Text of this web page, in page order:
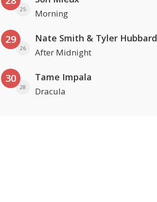
25 Morning
29
26
Nate Smith & Tyler Hubbard
After Midnight
30
28
Tame Impala
Dracula